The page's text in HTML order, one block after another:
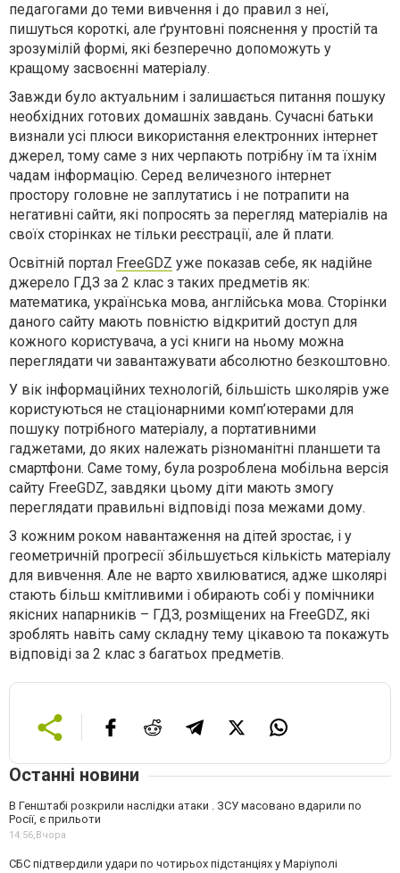
педагогами до теми вивчення і до правил з неї,
пишуться короткі, але ґрунтовні пояснення у простій та
зрозумілій формі, які безперечно допоможуть у
кращому засвоєнні матеріалу.
Завжди було актуальним і залишається питання пошуку
необхідних готових домашніх завдань. Сучасні батьки
визнали усі плюси використання електронних інтернет
джерел, тому саме з них черпають потрібну їм та їхнім
чадам інформацію. Серед величезного інтернет
простору головне не заплутатись і не потрапити на
негативні сайти, які попросять за перегляд матеріалів на
своїх сторінках не тільки реєстрації, але й плати.
Освітній портал FreeGDZ уже показав себе, як надійне
джерело ГДЗ за 2 клас з таких предметів як:
математика, українська мова, англійська мова. Сторінки
даного сайту мають повністю відкритий доступ для
кожного користувача, а усі книги на ньому можна
переглядати чи завантажувати абсолютно безкоштовно.
У вік інформаційних технологій, більшість школярів уже
користуються не стаціонарними комп’ютерами для
пошуку потрібного матеріалу, а портативними
гаджетами, до яких належать різноманітні планшети та
смартфони. Саме тому, була розроблена мобільна версія
сайту FreeGDZ, завдяки цьому діти мають змогу
переглядати правильні відповіді поза межами дому.
З кожним роком навантаження на дітей зростає, і у
геометричній прогресії збільшується кількість матеріалу
для вивчення. Але не варто хвилюватися, адже школярі
стають більш кмітливими і обирають собі у помічники
якісних напарників – ГДЗ, розміщених на FreeGDZ, які
зроблять навіть саму складну тему цікавою та покажуть
відповіді за 2 клас з багатьох предметів.
Останні новини
В Генштабі розкрили наслідки атаки . ЗСУ масовано вдарили по
Росії, є прильоти
14:56,Вчора
СБС підтвердили удари по чотирьох підстанціях у Маріуполі